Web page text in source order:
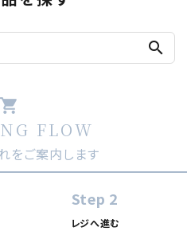
search
shopping_cart
FLOW
をご案内します
Step 2
レジへ進む